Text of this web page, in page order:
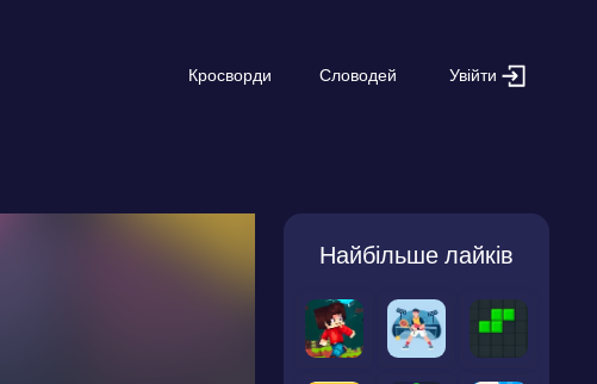
Кросворди Словодей Увійти
Найбільше лайків